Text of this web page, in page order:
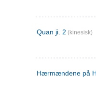
Quan ji. 2 (kinesisk)
Hærmændene på